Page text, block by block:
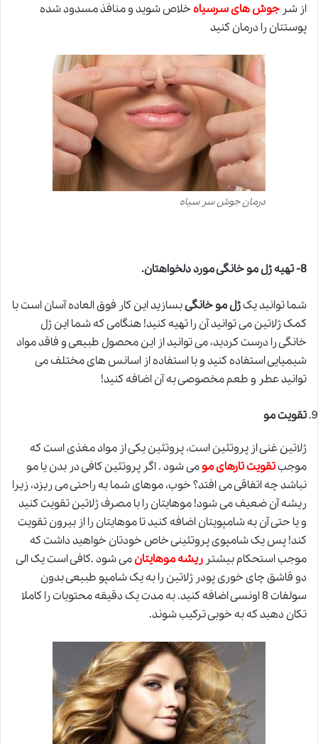
از شر جوش های سرسیاه خلاص شوید و منافذ مسدود شده
پوستتان را درمان کنید
درمان جوش سر سیاه
8- تهیه ژل مو خانگی مورد دلخواهتان.
شما توانید یکژل موخانگیبسازید این کار فوق العاده آسان است با
کمک ژلاتین می توانید آن را تهیه کنید! هنگامی که شما این ژل
خانگی را درست کردید، می توانید از این محصول طبیعی و فاقد مواد
شیمیایی استفاده کنید و با استفاده از اسانس های مختلف می
توانید عطر و طعم مخصوصی به آن اضافه کنید!
تقویت مو
ژلاتین غنی از پروتئین است، پروتئین یکی از مواد مغذی است که
موجبتقویت تارهای مومی شود . اگر پروتئین کافی در بدن یا مو
نباشد چه اتفاقی می افتد؟ خوب، موهای شما به راحتی می ریزد، زیرا
ریشه آن ضعیف می شود! موهایتان را با مصرف ژلاتین تقویت کنید
و یا حتی آن به شامپویتان اضافه کنید تا موهایتان را از بیرون تقویت
کند! پس یک شامپوی پروتئینی خاص خودتان خواهید داشت که
موجب استحکام بیشتر ریشه موهایتانمی شود .کافی است یک الی
دو قاشق چای خوری پودر ژلاتین را به یک شامپو طبیعی بدون
سولفات 8 اونسی اضافه کنید. به مدت یک دقیقه محتویات را کاملا
تکان دهید که به خوبی ترکیب شوند.